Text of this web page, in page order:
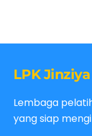
LPK
Lembaga
yang siap